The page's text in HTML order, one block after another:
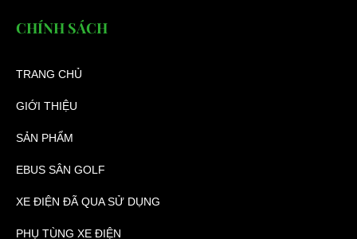
CHÍNH SÁCH
TRANG CHỦ
GIỚI THIỆU
SẢN PHẨM
EBUS SÂN GOLF
XE ĐIỆN ĐÃ QUA SỬ DỤNG
PHỤ TÙNG XE ĐIỆN